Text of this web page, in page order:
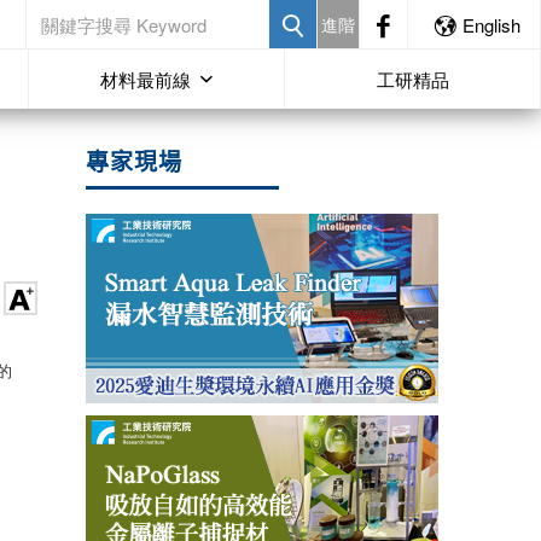
進階 English
材料最前線 工研精品
專家現場